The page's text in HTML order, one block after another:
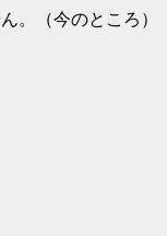
。（今のところ）